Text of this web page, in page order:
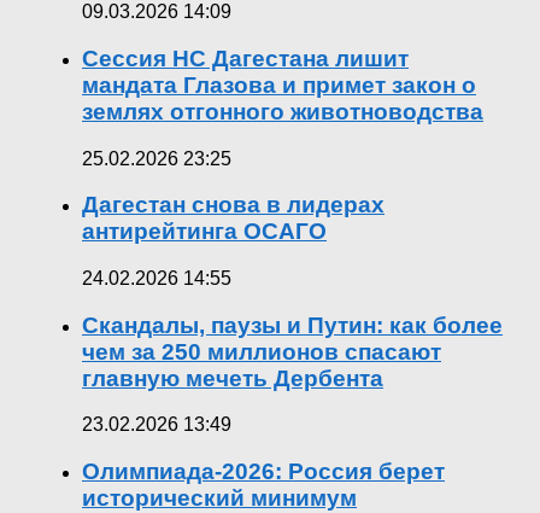
09.03.2026 14:09
Сессия НС Дагестана лишит
мандата Глазова и примет закон о
землях отгонного животноводства
25.02.2026 23:25
Дагестан снова в лидерах
антирейтинга ОСАГО
24.02.2026 14:55
Скандалы, паузы и Путин: как более
чем за 250 миллионов спасают
главную мечеть Дербента
23.02.2026 13:49
Олимпиада-2026: Россия берет
исторический минимум